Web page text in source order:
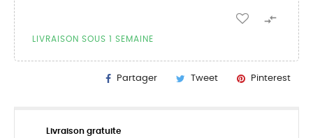

LIVRAISON SOUS 1 SEMAINE
Partager Tweet Pinterest
Livraison gratuite